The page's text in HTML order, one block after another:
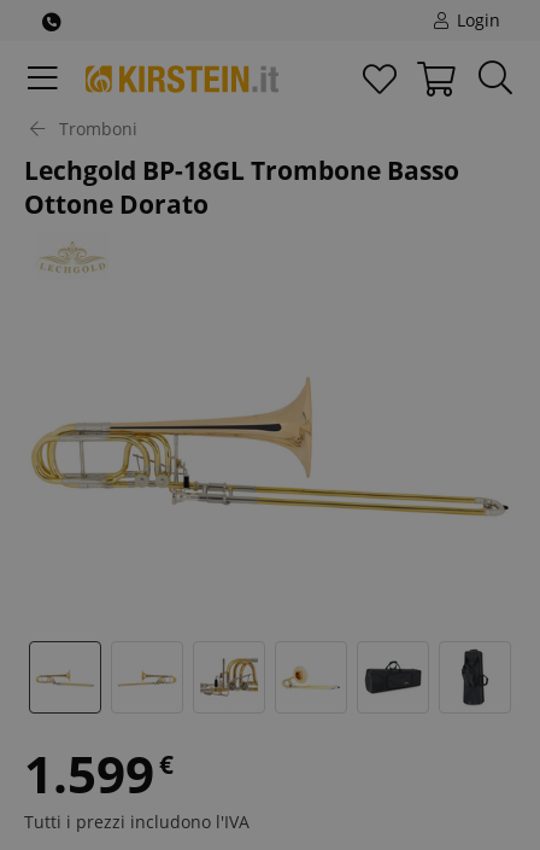
Login
Tromboni
Lechgold BP-18GL Trombone Basso
Ottone Dorato
1.599€
Tutti i prezzi includono l'IVA